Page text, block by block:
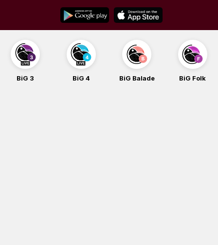
content
BiG 3 BiG 4 BiG Balade BiG Folk